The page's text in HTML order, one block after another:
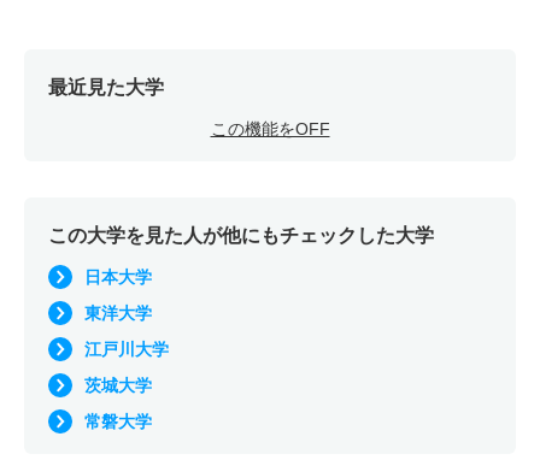
最近見た大学
この機能をOFF
この大学を見た人が他にもチェックした大学
日本大学
東洋大学
江戸川大学
茨城大学
常磐大学